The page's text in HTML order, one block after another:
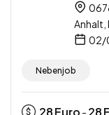
Anhalt,
02/
Nebenjob
28Euro - 28